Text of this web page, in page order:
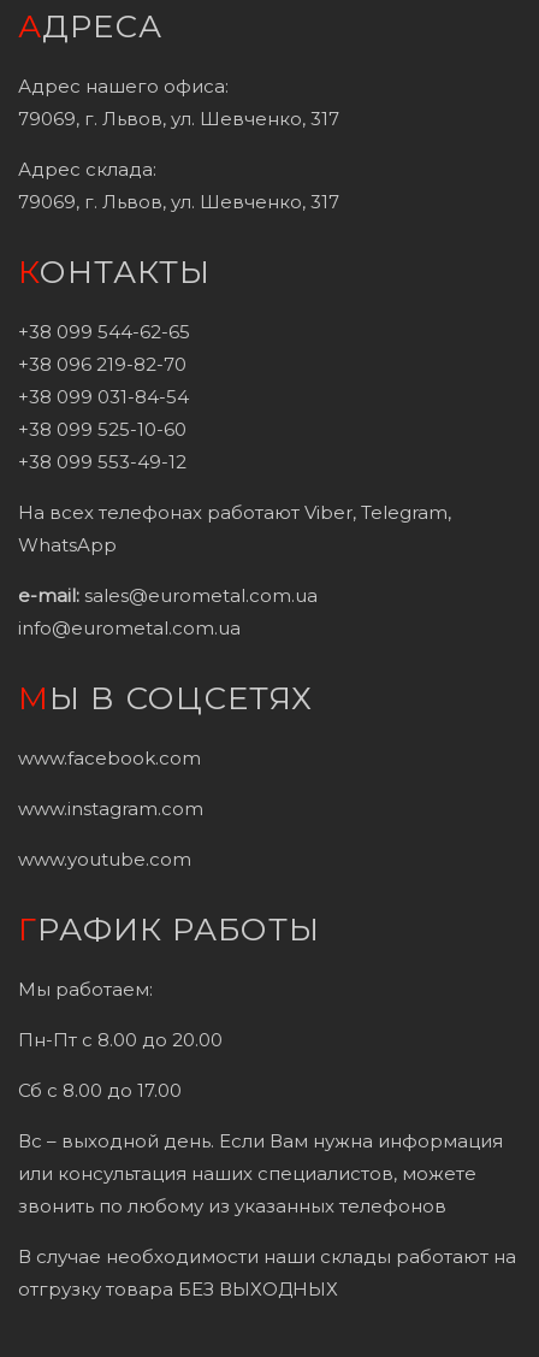
АДРЕСА
Адрес нашего офиса:
79069, г. Львов, ул. Шевченко, 317
Адрес склада:
79069, г. Львов, ул. Шевченко, 317
КОНТАКТЫ
+38 099 544-62-65
+38 096 219-82-70
+38 099 031-84-54
+38 099 525-10-60
+38 099 553-49-12
На всех телефонах работают Viber, Telegram,
WhatsApp
e-mail: sales@eurometal.com.ua
info@eurometal.com.ua
МЫ В СОЦСЕТЯХ
www.facebook.com
www.instagram.com
www.youtube.com
ГРАФИК РАБОТЫ
Мы работаем:
Пн-Пт с 8.00 до 20.00
Сб с 8.00 до 17.00
Вс – выходной день. Если Вам нужна информация
или консультация наших специалистов, можете
звонить по любому из указанных телефонов
В случае необходимости наши склады работают на
отгрузку товара БЕЗ ВЫХОДНЫХ